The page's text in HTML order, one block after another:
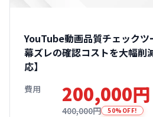
YouTube動画品質チェックツ
幕ズレの確認コストを大幅
応】
費用 200,000円
400,000円 50%OFF!